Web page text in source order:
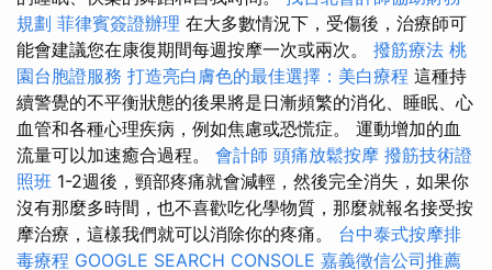
規劃 菲律賓簽證辦理 在大多數情況下，受傷後，治療師可
能會建議您在康復期間每週按摩一次或兩次。 撥筋療法 桃
園台胞證服務 打造亮白膚色的最佳選擇：美白療程 這種持
續警覺的不平衡狀態的後果將是日漸頻繁的消化、睡眠、心
血管和各種心理疾病，例如焦慮或恐慌症。 運動增加的血
流量可以加速癒合過程。 會計師 頭痛放鬆按摩 撥筋技術證
照班 1-2週後，頸部疼痛就會減輕，然後完全消失，如果你
沒有那麼多時間，也不喜歡吃化學物質，那麼就報名接受按
摩治療，這樣我們就可以消除你的疼痛。 台中泰式按摩排
毒療程 GOOGLE SEARCH CONSOLE 嘉義徵信公司推薦